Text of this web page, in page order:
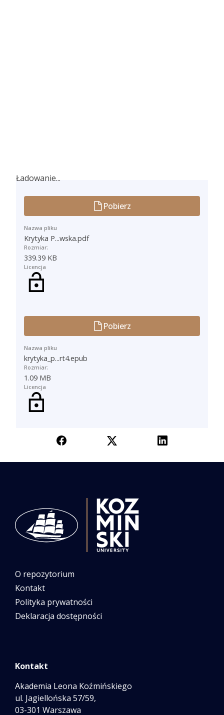
Ładowanie...
Ładowanie...
Pobierz
Nazwa pliku
Krytyka P...wska.pdf
Rozmiar:
339.39 KB
Licencja
Pobierz
Nazwa pliku
krytyka_p...rt4.epub
Rozmiar:
1.09 MB
Licencja
O repozytorium
Kontakt
Polityka prywatności
Deklaracja dostępności
Kontakt
Akademia Leona Koźmińskiego
ul. Jagiellońska 57/59,
03-301 Warszawa